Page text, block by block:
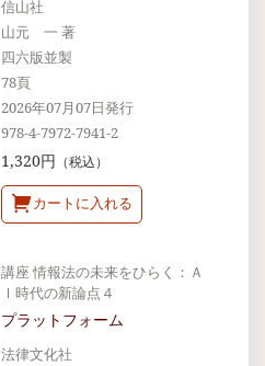
信山社
山元 一 著
四六版並製
78頁
2026年07月07日発行
978-4-7972-7941-2
1,320円 （税込）
カートに入れる
講座 情報法の未来をひらく：Ａ
Ｉ時代の新論点４
プラットフォーム
法律文化社